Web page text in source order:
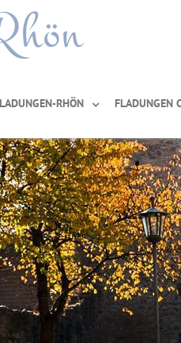
RHÖN FLADUNGEN